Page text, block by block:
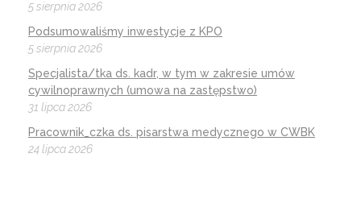
5 sierpnia 2026
Podsumowaliśmy inwestycje z KPO
5 sierpnia 2026
Specjalista/tka ds. kadr, w tym w zakresie umów
cywilnoprawnych (umowa na zastępstwo)
31 lipca 2026
Pracownik_czka ds. pisarstwa medycznego w CWBK
24 lipca 2026